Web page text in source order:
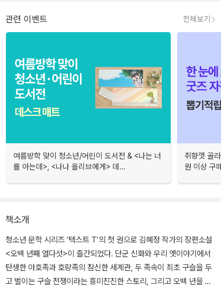
관련 이벤트 전체보기
여름방학 맞이 청소년/어린이 도서전 & <나는 너
를 아는데>, <나나 올리브에게> 데...
취향껏 골
원 이상 구
책소개
청소년 문학 시리즈 ‘텍스트 T’의 첫 권으로 김혜정 작가의 장편소설
<오백 년째 열다섯>이 출간되었다. 단군 신화와 우리 옛이야기에서
탄생한 야호족과 호랑족의 참신한 세계관, 두 족속이 최초 구슬을 두
고 벌이는 구슬 전쟁이라는 흥미진진한 스토리, 그리고 오백 년을 열